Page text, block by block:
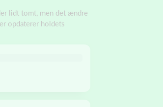
lidt tomt, men det ændre
opdaterer holdets